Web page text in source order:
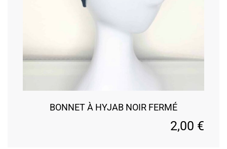
BONNET À HYJAB NOIR FERMÉ
2,00 €